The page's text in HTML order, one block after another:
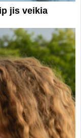
jis veikia